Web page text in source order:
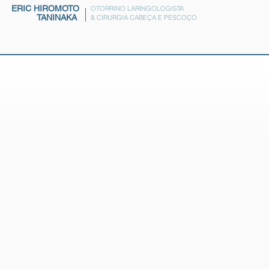
ERIC HIROMOTO
TANINAKA
OTORRINO LARINGOLOGISTA
& CIRURGIA CABEÇA E PESCOÇO